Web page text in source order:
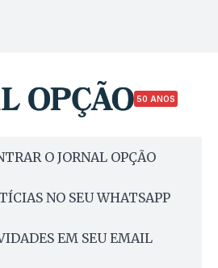
50 ANOS
O JORNAL OPÇÃO
NO SEU WHATSAPP
EM SEU EMAIL